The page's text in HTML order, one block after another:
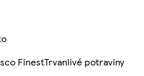
FinestTrvanlivé potraviny